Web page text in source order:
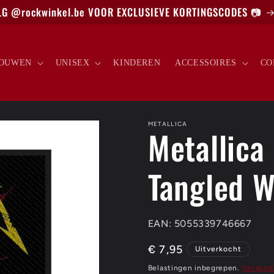
@rockwinkel.be VOOR EXCLUSIEVE KORTINGSCODES 📷
UNISEX KINDEREN ACCESSOIRES
METALLICA
Metallica
Tangled
EAN: 5055339746667
Normale
prijs
€ 7,95 Uitverkocht
Belastingen inbegrepen.